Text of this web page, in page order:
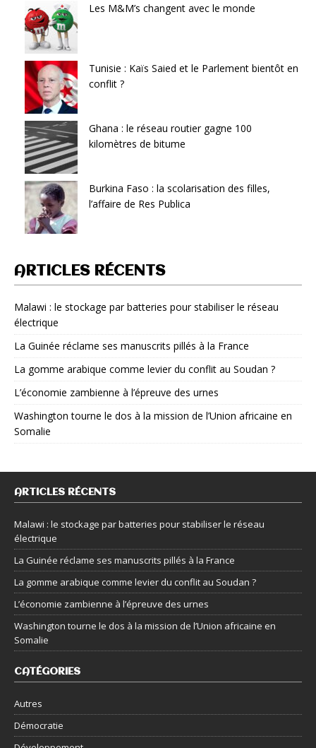
Les M&M’s changent avec le monde
Tunisie : Kaïs Saied et le Parlement bientôt en
conflit ?
Ghana : le réseau routier gagne 100
kilomètres de bitume
Burkina Faso : la scolarisation des filles,
l’affaire de Res Publica
ARTICLES RÉCENTS
Malawi : le stockage par batteries pour stabiliser le réseau
électrique
La Guinée réclame ses manuscrits pillés à la France
La gomme arabique comme levier du conflit au Soudan ?
L’économie zambienne à l’épreuve des urnes
Washington tourne le dos à la mission de l’Union africaine en
Somalie
ARTICLES RÉCENTS
Malawi : le stockage par batteries pour stabiliser le réseau
électrique
La Guinée réclame ses manuscrits pillés à la France
La gomme arabique comme levier du conflit au Soudan ?
L’économie zambienne à l’épreuve des urnes
Washington tourne le dos à la mission de l’Union africaine en
Somalie
CATÉGORIES
Autres
Démocratie